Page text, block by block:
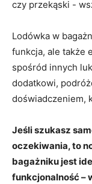
czy przekąski ‍-⁢
Lodówka w
funkcja,⁤ ale⁢ także
⁢spośród innych
dodatkowi,
doświadczeniem,
Jeśli ‌szukasz​
oczekiwania, to
bagażniku​ jest⁢
funkcjonalność –